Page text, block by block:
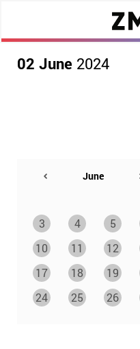
02 June 2024
3
4 5
10
11 12
17
18 19
24
25 26